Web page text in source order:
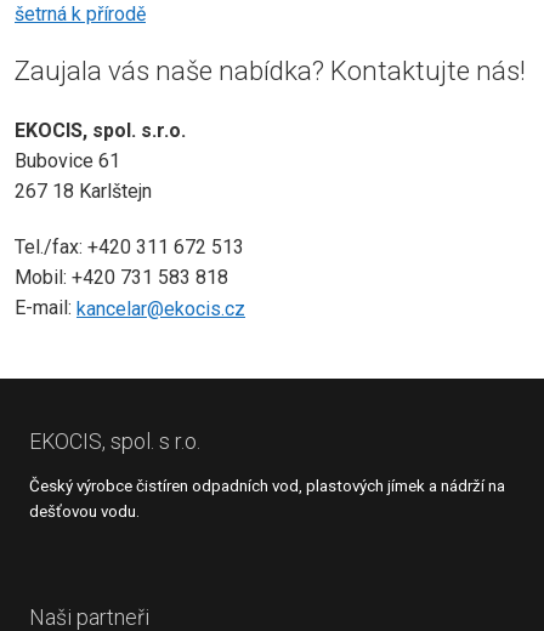
šetrná k přírodě
Zaujala vás naše nabídka? Kontaktujte nás!
EKOCIS, spol. s.r.o.
Bubovice 61
267 18 Karlštejn
Tel./fax: +420 311 672 513
Mobil: +420 731 583 818
E-mail: kancelar@ekocis.cz
EKOCIS, spol. s r.o.
Český výrobce čistíren odpadních vod, plastových jímek a nádrží na
dešťovou vodu.
Naši partneři